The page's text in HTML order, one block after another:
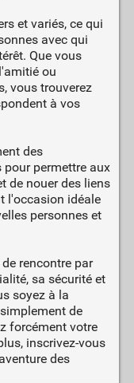
et variés, ce qui
avec qui
Que vous
ou
vous trouverez
à vos
des
pour permettre aux
de nouer des liens
l'occasion idéale
personnes et
rencontre par
sa sécurité et
soyez à la
de
forcément votre
inscrivez-vous
des